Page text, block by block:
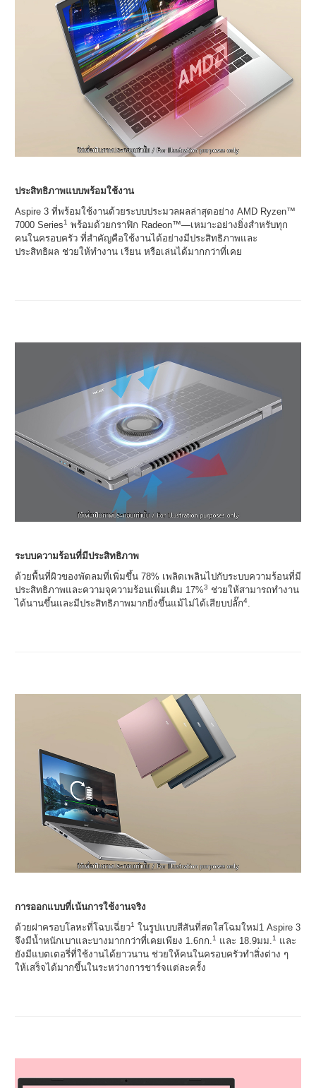
ประสิทธิภาพแบบพร้อมใช้งาน
Aspire 3 ที่พร้อมใช้งานด้วยระบบประมวลผลล่าสุดอย่าง AMD Ryzen™
7000 Series1 พร้อมด้วยกราฟิก Radeon™—เหมาะอย่างยิ่งสำหรับทุก
คนในครอบครัว ที่สำคัญคือใช้งานได้อย่างมีประสิทธิภาพและ
ประสิทธิผล ช่วยให้ทำงาน เรียน หรือเล่นได้มากกว่าที่เคย
ระบบความร้อนที่มีประสิทธิภาพ
ด้วยพื้นที่ผิวของพัดลมที่เพิ่มขึ้น 78% เพลิดเพลินไปกับระบบความร้อนที่มี
ประสิทธิภาพและความจุความร้อนเพิ่มเติม 17%3 ช่วยให้สามารถทำงาน
ได้นานขึ้นและมีประสิทธิภาพมากยิ่งขึ้นแม้ไม่ได้เสียบปลั๊ก4
การออกแบบที่เน้นการใช้งานจริง
ด้วยฝาครอบโลหะที่โฉบเฉี่ยว1 ในรูปแบบสีสันที่สดใสโฉมใหม่1 Aspire 3
จึงมีน้ำหนักเบาและบางมากกว่าที่เคยเพียง 1.6กก.1 และ 18.9มม.1 และ
ยังมีแบตเตอรี่ที่ใช้งานได้ยาวนาน ช่วยให้คนในครอบครัวทำสิ่งต่าง ๆ
ให้เสร็จได้มากขึ้นในระหว่างการชาร์จแต่ละครั้ง